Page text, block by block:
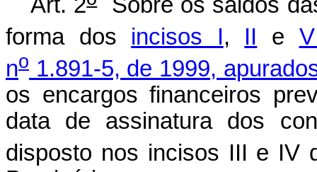
Art. 2 Sobre os saldos
forma dos incisos I, II e
no 1.891-5, de 1999,
os encargos financeiros
data de assinatura dos
disposto nos incisos III e IV